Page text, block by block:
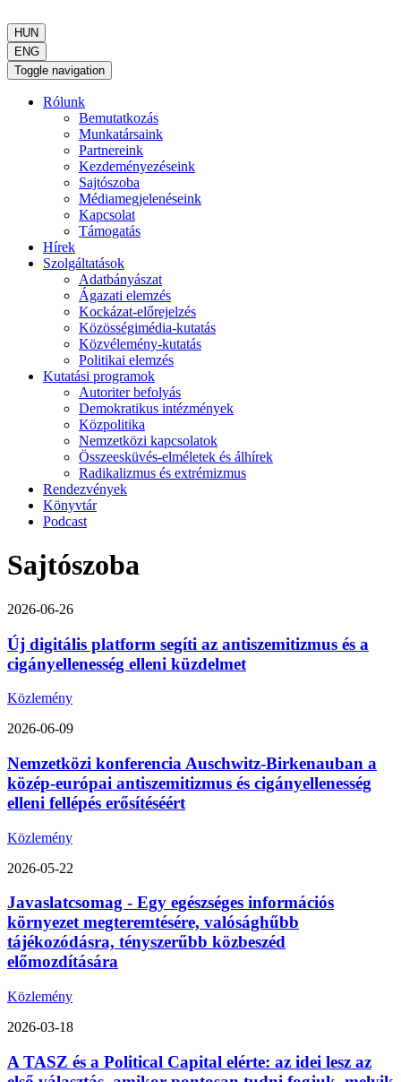
HUN
ENG
Toggle navigation
Rólunk
Bemutatkozás
Munkatársaink
Partnereink
Kezdeményezéseink
Sajtószoba
Médiamegjelenéseink
Kapcsolat
Támogatás
Hírek
Szolgáltatások
Adatbányászat
Ágazati elemzés
Kockázat-előrejelzés
Közösségimédia-kutatás
Közvélemény-kutatás
Politikai elemzés
Kutatási programok
Autoriter befolyás
Demokratikus intézmények
Közpolitika
Nemzetközi kapcsolatok
Összeesküvés-elméletek és álhírek
Radikalizmus és extrémizmus
Rendezvények
Könyvtár
Podcast
Sajtószoba
2026-06-26
Új digitális platform segíti az antiszemitizmus és a
cigányellenesség elleni küzdelmet
Közlemény
2026-06-09
Nemzetközi konferencia Auschwitz-Birkenauban a
közép-európai antiszemitizmus és cigányellenesség
elleni fellépés erősítéséért
Közlemény
2026-05-22
Javaslatcsomag - Egy egészséges információs
környezet megteremtésére, valósághűbb
tájékozódásra, tényszerűbb közbeszéd
előmozdítására
Közlemény
2026-03-18
A TASZ és a Political Capital elérte: az idei lesz az